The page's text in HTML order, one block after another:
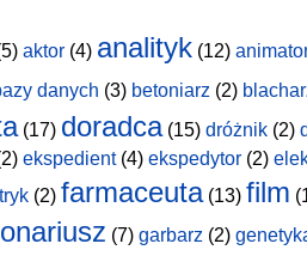
aktor (4) analityk (12)
danych (3) betoniarz (2)
(17) doradca(15) dróżnik (2)
ekspedient(4) ekspedytor (2)
(2) farmaceuta(13) film
(7) garbarz (2)